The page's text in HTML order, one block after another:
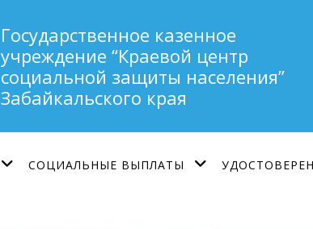
Государственное казенное
учреждение “Краевой центр
социальной защиты населения”
Забайкальского края
СОЦИАЛЬНЫЕ ВЫПЛАТЫ